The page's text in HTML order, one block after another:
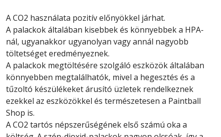
A CO2 használata pozitív előnyökkel járhat.
A palackok általában kisebbek és könnyebbek a HPA-
nál, ugyanakkor ugyanolyan vagy annál nagyobb
töltetséget eredményeznek.
A palackok megtöltésére szolgáló eszközök általában
könnyebben megtalálhatók, mivel a hegesztés és a
tűzoltó készülékeket árusító üzletek rendelkeznek
ezekkel az eszközökkel és természetesen a Paintball
Shop is.
A CO2 tartós népszerűségének első számú oka a